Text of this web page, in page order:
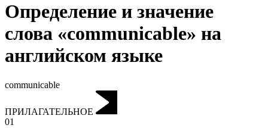
Определение и значение
слова «communicable» на
английском языке
communicable
ПРИЛАГАТЕЛЬНОЕ
01